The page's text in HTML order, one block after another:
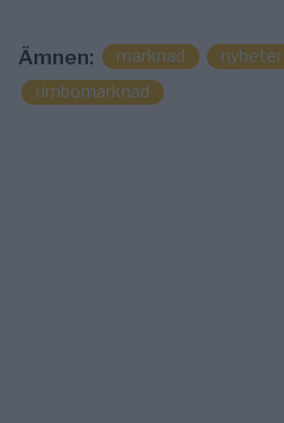
Ämnen: marknad nyheter
rimbomarknad